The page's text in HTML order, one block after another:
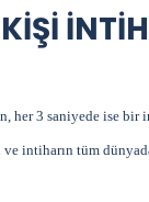
her 3 saniyede ise
ve intiharın tüm